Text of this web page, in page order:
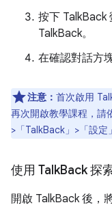
按下 TalkBack
TalkBack。
在確認對話方
注意： 首次啟用
再次開啟教學課程，請
>「TalkBack」>「設定
使用 TalkBack 探
開啟 TalkBack 後，